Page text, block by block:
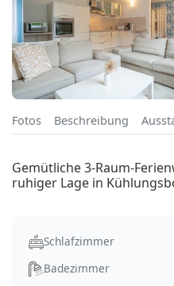
Fotos Beschreibung
Gemütliche 3-Raum-
ruhiger Lage in
Schlafzimmer
Badezimmer